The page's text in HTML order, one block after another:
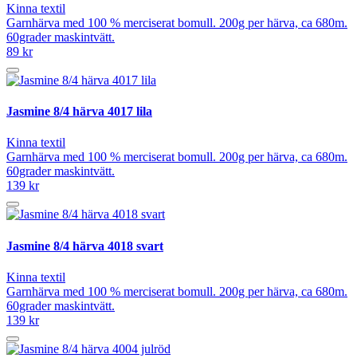
Kinna textil
Garnhärva med 100 % merciserat bomull. 200g per härva, ca 680m.
60grader maskintvätt.
89 kr
Jasmine 8/4 härva 4017 lila
Kinna textil
Garnhärva med 100 % merciserat bomull. 200g per härva, ca 680m.
60grader maskintvätt.
139 kr
Jasmine 8/4 härva 4018 svart
Kinna textil
Garnhärva med 100 % merciserat bomull. 200g per härva, ca 680m.
60grader maskintvätt.
139 kr